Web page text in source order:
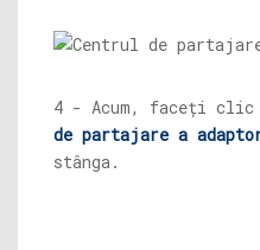
4 - Acum, faceți clic
de partajare a
stânga.